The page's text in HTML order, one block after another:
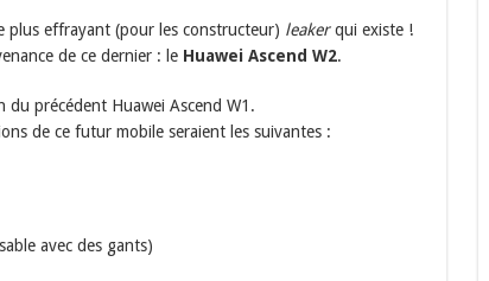
plus effrayant (pour les constructeur) leakerqui existe !
de ce dernier : le Huawei Ascend W2.
précédent Huawei Ascend W1.
de ce futur mobile seraient les suivantes :
avec des gants)